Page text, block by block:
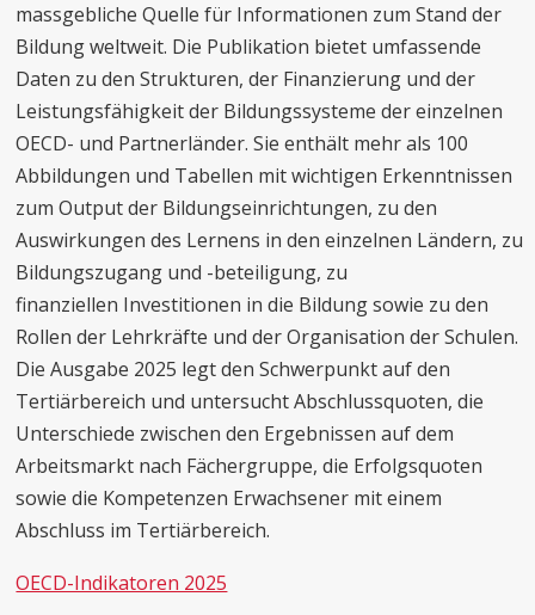
massgebliche Quelle für Informationen zum Stand der
Bildung weltweit. Die Publikation bietet umfassende
Daten zu den Strukturen, der Finanzierung und der
Leistungsfähigkeit der Bildungssysteme der einzelnen
OECD- und Partnerländer. Sie enthält mehr als 100
Abbildungen und Tabellen mit wichtigen Erkenntnissen
zum Output der Bildungseinrichtungen, zu den
Auswirkungen des Lernens in den einzelnen Ländern, zu
Bildungszugang und -beteiligung, zu
finanziellen Investitionen in die Bildung sowie zu den
Rollen der Lehrkräfte und der Organisation der Schulen.
Die Ausgabe 2025 legt den Schwerpunkt auf den
Tertiärbereich und untersucht Abschlussquoten, die
Unterschiede zwischen den Ergebnissen auf dem
Arbeitsmarkt nach Fächergruppe, die Erfolgsquoten
sowie die Kompetenzen Erwachsener mit einem
Abschluss im Tertiärbereich.
OECD-Indikatoren 2025